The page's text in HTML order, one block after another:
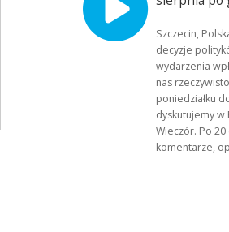
Szczecin,
decyzje
wydarzenia
nas
poniedziałku
dyskutujemy w
Wieczór. Po
komentarze,